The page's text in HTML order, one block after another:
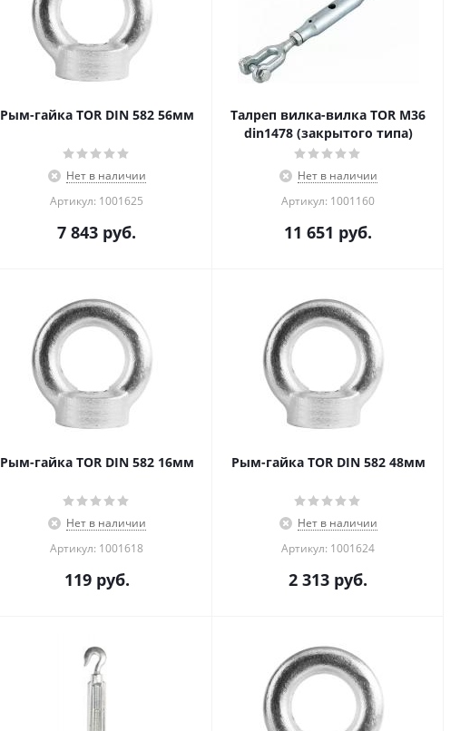
Рым-гайка TOR DIN 582 56мм
Нет в наличии
Артикул: 1001625
7 843 руб.
Талреп вилка-вилка TOR М36
din1478 (закрытого типа)
Нет в наличии
Артикул: 1001160
11 651 руб.
Рым-гайка TOR DIN 582 16мм
Нет в наличии
Артикул: 1001618
119руб.
Рым-гайка TOR DIN 582 48мм
Нет в наличии
Артикул: 1001624
2 313 руб.